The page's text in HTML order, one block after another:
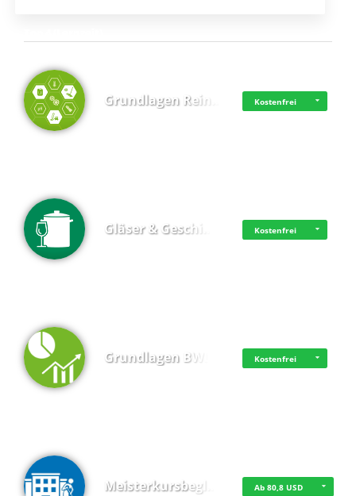
Grundlagen Rein… Kostenfrei
Gläser & Geschi… Kostenfrei
Grundlagen BWL Kostenfrei
Meisterkursbegl… Ab 80,8 USD